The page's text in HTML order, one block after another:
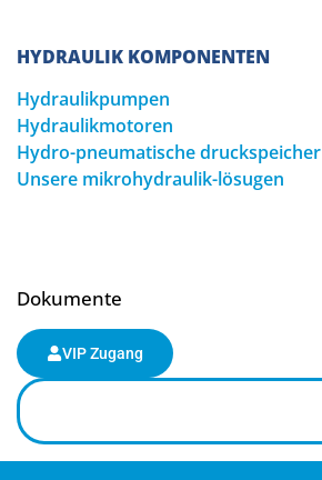
HYDRAULIK KOMPONENTEN
Hydraulikpumpen
Hydraulikmotoren
Hydro-pneumatische druckspeicher
Unsere mikrohydraulik-lösugen
Dokumente
VIP Zugang